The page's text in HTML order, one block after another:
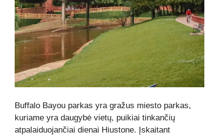
Buffalo Bayou parkas yra gražus miesto parkas,
kuriame yra daugybė vietų, puikiai tinkančių
atpalaiduojančiai dienai Hiustone. Įskaitant